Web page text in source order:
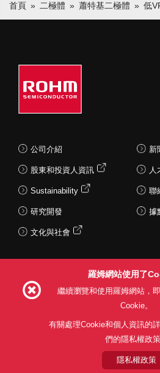
首頁 二極體 蕭特基二極體 低
公司介紹
股東和投資人資訊
Sustainability
研究開發
文化與社會
新
人
聯
據
利用目的 隱
關於本公司產品銷售之標
羅姆網站使用了
繼續瀏覽和使用羅姆網站，
Cookie。
有關處理Cookie和個人資訊的
們的隱私權政策
隱私權政策